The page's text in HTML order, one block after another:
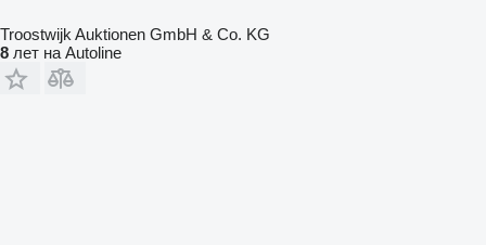
Troostwijk Auktionen GmbH & Co. KG
8 лет на Autoline